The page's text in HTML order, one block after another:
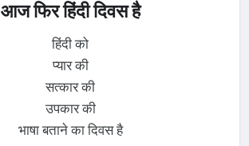
आज फिर हिंदी दिवस है
हिंदी को
प्यार की
सत्कार की
उपकार की
भाषा बताने का दिवस है